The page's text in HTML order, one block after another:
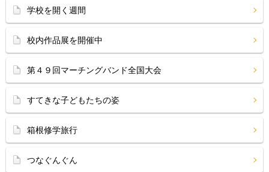
学校を開く週間
校内作品展を開催中
第４９回マーチングバンド全国大会
すてきな子どもたちの姿
箱根修学旅行
つなぐんぐん